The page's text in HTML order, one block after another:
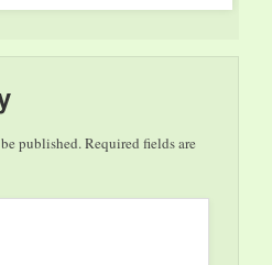
published.Required fields are